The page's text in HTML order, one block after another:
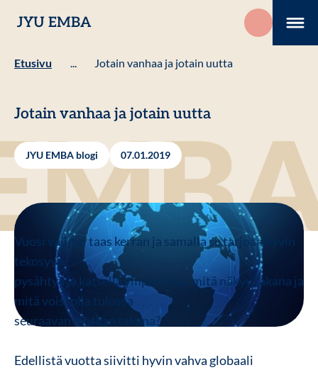
sisältöön
JYU EMBA
Etusivu ... Jotain vanhaa ja jotain uutta
Jotain vanhaa ja jotain uutta
JYU EMBA blogi 07.01.2019
Vuosi vaihtui taas kerran ja samalla se tarjoaa hyvin
tekosyyn
pysähtyä ja katsella ympäriinsä: mitä näkyy takana ja
mitä voisi olla tulossa
seuraavan mutkan takana?
Edellistä vuotta siivitti hyvin vahva globaali